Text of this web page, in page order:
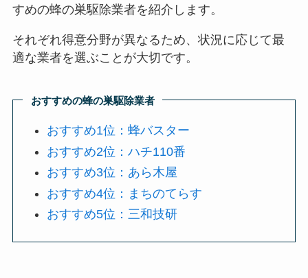
すめの蜂の巣駆除業者を紹介します。
それぞれ得意分野が異なるため、状況に応じて最
適な業者を選ぶことが大切です。
おすすめの蜂の巣駆除業者
おすすめ1位：蜂バスター
おすすめ2位：ハチ110番
おすすめ3位：あら木屋
おすすめ4位：まちのてらす
おすすめ5位：三和技研